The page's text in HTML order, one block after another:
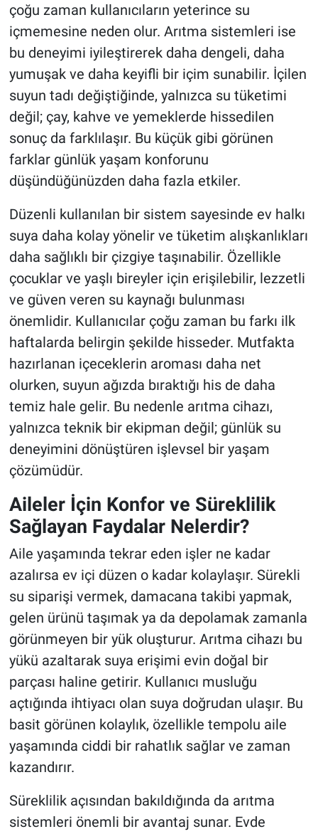
çoğu zaman kullanıcıların yeterince su
içmemesine neden olur. Arıtma sistemleri ise
bu deneyimi iyileştirerek daha dengeli, daha
yumuşak ve daha keyifli bir içim sunabilir. İçilen
suyun tadı değiştiğinde, yalnızca su tüketimi
değil; çay, kahve ve yemeklerde hissedilen
sonuç da farklılaşır. Bu küçük gibi görünen
farklar günlük yaşam konforunu
düşündüğünüzden daha fazla etkiler.
Düzenli kullanılan bir sistem sayesinde ev halkı
suya daha kolay yönelir ve tüketim alışkanlıkları
daha sağlıklı bir çizgiye taşınabilir. Özellikle
çocuklar ve yaşlı bireyler için erişilebilir, lezzetli
ve güven veren su kaynağı bulunması
önemlidir. Kullanıcılar çoğu zaman bu farkı ilk
haftalarda belirgin şekilde hisseder. Mutfakta
hazırlanan içeceklerin aroması daha net
olurken, suyun ağızda bıraktığı his de daha
temiz hale gelir. Bu nedenle arıtma cihazı,
yalnızca teknik bir ekipman değil; günlük su
deneyimini dönüştüren işlevsel bir yaşam
çözümüdür.
Aileler İçin Konfor ve Süreklilik
Sağlayan Faydalar Nelerdir?
Aile yaşamında tekrar eden işler ne kadar
azalırsa ev içi düzen o kadar kolaylaşır. Sürekli
su siparişi vermek, damacana takibi yapmak,
gelen ürünü taşımak ya da depolamak zamanla
görünmeyen bir yük oluşturur. Arıtma cihazı bu
yükü azaltarak suya erişimi evin doğal bir
parçası haline getirir. Kullanıcı musluğu
açtığında ihtiyacı olan suya doğrudan ulaşır. Bu
basit görünen kolaylık, özellikle tempolu aile
yaşamında ciddi bir rahatlık sağlar ve zaman
kazandırır.
Süreklilik açısından bakıldığında da arıtma
sistemleri önemli bir avantaj sunar. Evde